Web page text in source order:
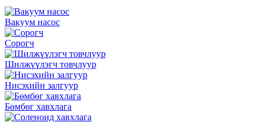
Вакуум насос
Сорогч
Шилжүүлэгч товчлуур
Нисэхийн залгуур
Бөмбөг хавхлага